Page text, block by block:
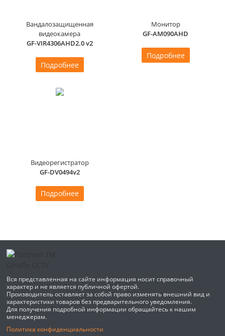
Вандалозащищенная
видеокамера
GF-VIR4306AHD2.0 v2
Подробнее
Монитор
GF-AM090AHD
Подробнее
Видеорегистратор
GF-DV0494v2
Подробнее
Вся представленная на сайте информация носит справочный
характер и не является публичной офертой.
Производитель оставляет за собой право изменять внешний вид и
характеристики товаров без предварительного уведомления.
Для получения подробной информации обращайтесь к нашим
менеджерам.
Политика конфиденциальности